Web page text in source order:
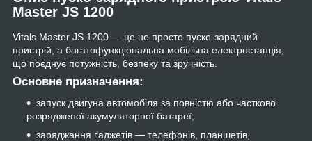
Master JS 1200
Vitals Master JS 1200 — це не просто пуско-зарядний
пристрій, а багатофункціональна мобільна електростанція,
що поєднує потужність, безпеку та зручність.
Основне призначення:
запуск двигуна автомобіля за повністю або частково
розрядженої акумуляторної батареї;
заряджання ґаджетів — телефонів, планшетів,